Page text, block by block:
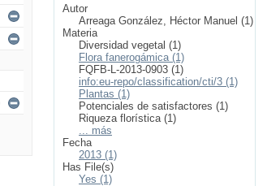
Autor
Arreaga González, Héctor Manuel (1)
Materia
Diversidad vegetal (1)
Flora fanerogámica (1)
FQFB-L-2013-0903 (1)
info:eu-repo/classification/cti/3 (1)
Plantas (1)
Potenciales de satisfactores (1)
Riqueza florística (1)
... más
Fecha
2013 (1)
Has File(s)
Yes (1)